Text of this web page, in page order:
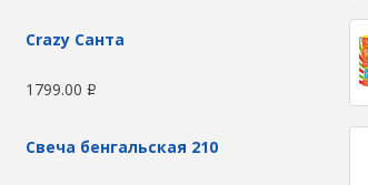
Сrazy Санта
1799.00 Р
Свеча бенгальская 210